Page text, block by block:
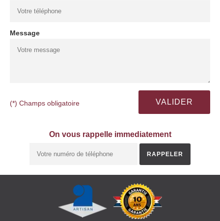
Message
(*) Champs obligatoire
On vous rappelle immediatement